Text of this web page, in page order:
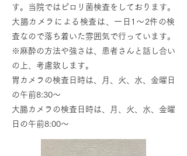
す。当院ではピロリ菌検査をしております。
​大腸カメラによる検査は、一日1～2件の検
査なので落ち着いた雰囲気で行っています。
※麻酔の方法や強さは、患者さんと話し合い
の上、考慮致します。
胃カメラの検査日時は、月、火、水、金曜日
の午前8:30～
大腸カメラの検査日時は、月、火、水、金曜
日の午前8:00～